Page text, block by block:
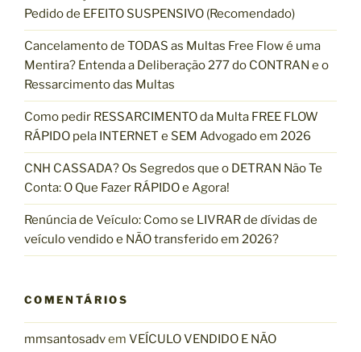
r
p
o
r
Pedido de EFEITO SUSPENSIVO (Recomendado)
Cancelamento de TODAS as Multas Free Flow é uma
Mentira? Entenda a Deliberação 277 do CONTRAN e o
Ressarcimento das Multas
Como pedir RESSARCIMENTO da Multa FREE FLOW
RÁPIDO pela INTERNET e SEM Advogado em 2026
CNH CASSADA? Os Segredos que o DETRAN Não Te
Conta: O Que Fazer RÁPIDO e Agora!
Renúncia de Veículo: Como se LIVRAR de dívidas de
veículo vendido e NÃO transferido em 2026?
COMENTÁRIOS
mmsantosadvem VEÍCULO VENDIDO E NÃO